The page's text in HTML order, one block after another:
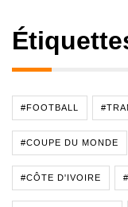
#FOOTBALL
#COUPE DU MONDE
#CÔTE D'IVOIRE